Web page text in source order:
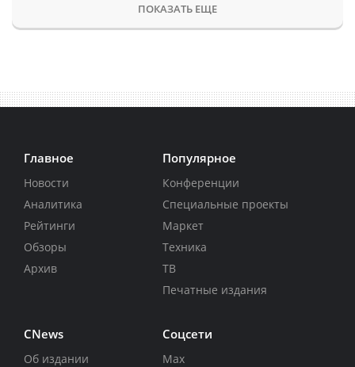
ПОКАЗАТЬ ЕЩЕ
Главное
Новости
Аналитика
Рейтинги
Обзоры
Архив
Популярное
Конференции
Специальные проекты
Маркет
Техника
ТВ
Печатные издания
CNews
Об издании
Соцсети
Max